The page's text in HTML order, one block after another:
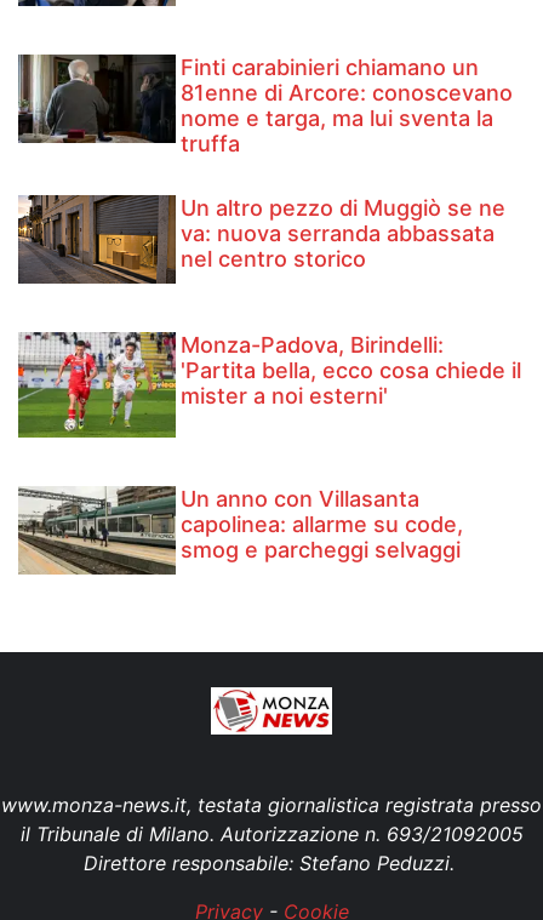
Finti carabinieri chiamano un
81enne di Arcore: conoscevano
nome e targa, ma lui sventa la
truffa
Un altro pezzo di Muggiò se ne
va: nuova serranda abbassata
nel centro storico
Monza-Padova, Birindelli:
'Partita bella, ecco cosa chiede il
mister a noi esterni'
Un anno con Villasanta
capolinea: allarme su code,
smog e parcheggi selvaggi
www.monza-news.it, testata giornalistica registrata presso
il Tribunale di Milano. Autorizzazione n. 693/21092005
Direttore responsabile: Stefano Peduzzi.
Privacy- Cookie